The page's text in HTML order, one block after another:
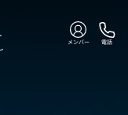
メンバー 電話